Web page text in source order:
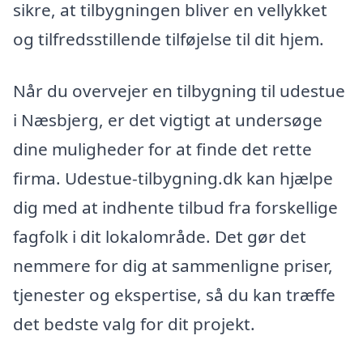
sikre, at tilbygningen bliver en vellykket
og tilfredsstillende tilføjelse til dit hjem.
Når du overvejer en tilbygning til udestue
i Næsbjerg, er det vigtigt at undersøge
dine muligheder for at finde det rette
firma. Udestue-tilbygning.dk kan hjælpe
dig med at indhente tilbud fra forskellige
fagfolk i dit lokalområde. Det gør det
nemmere for dig at sammenligne priser,
tjenester og ekspertise, så du kan træffe
det bedste valg for dit projekt.